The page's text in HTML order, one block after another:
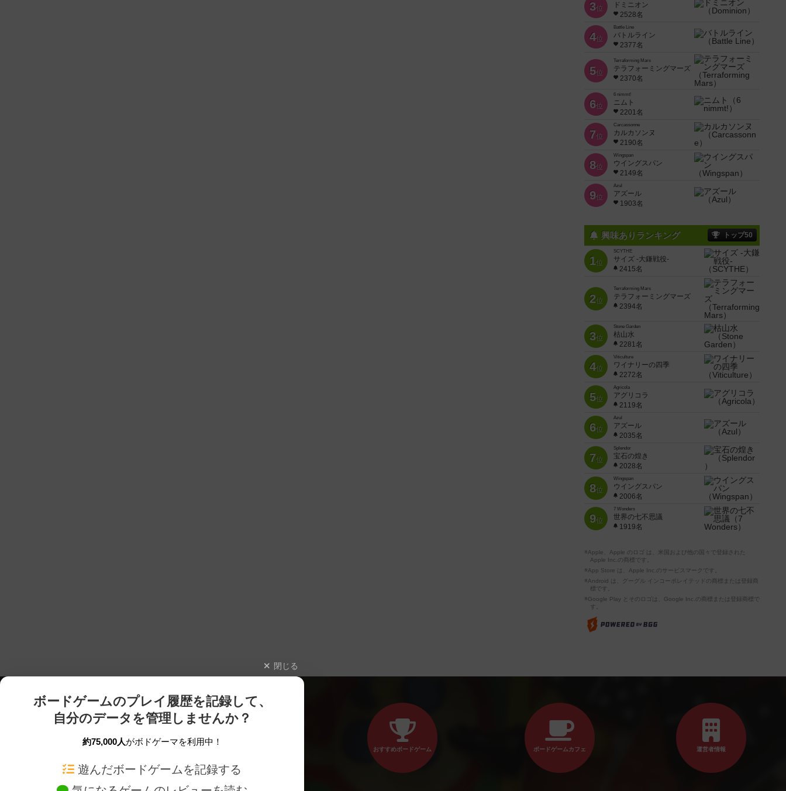
3位
ドミニオン
2528名
4位
Battle Line
バトルライン
2377名
5位
Terraforming Mars
テラフォーミングマーズ
2370名
6位
6 nimmt!
ニムト
2201名
7位
Carcassonne
カルカソンヌ
2190名
8位
Wingspan
ウイングスパン
2149名
9位
Azul
アズール
1903名
興味ありランキング トップ50
1位
SCYTHE
サイズ -大鎌戦役-
2415名
2位
Terraforming Mars
テラフォーミングマーズ
2394名
3位
Stone Garden
枯山水
2281名
4位
Viticulture
ワイナリーの四季
2272名
5位
Agricola
アグリコラ
2119名
6位
Azul
アズール
2035名
7位
Splendor
宝石の煌き
2028名
8位
Wingspan
ウイングスパン
2006名
9位
7 Wonders
世界の七不思議
1919名
※Apple、Apple のロゴ は、米国および他の国々で登録された
Apple Inc.の商標です。
※App Store は、Apple Inc.のサービスマークです。
※Android は、グーグル インコーポレイテッドの商標または登録商
標です。
※Google Play とそのロゴは、Google Inc.の商標または登録商標で
す。
閉じる
ボードゲームのプレイ履歴を記録して、
自分のデータを管理しませんか？
約75,000人がボドゲーマを利用中！
遊んだボードゲームを記録する
おすすめボードゲーム ボードゲームカフェ 運営者情報